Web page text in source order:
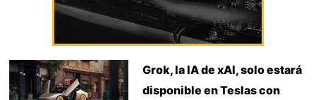
Grok, la IA de xAI, solo estará
disponible en Teslas con